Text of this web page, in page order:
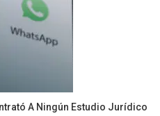
A Ningún Estudio Jurídico